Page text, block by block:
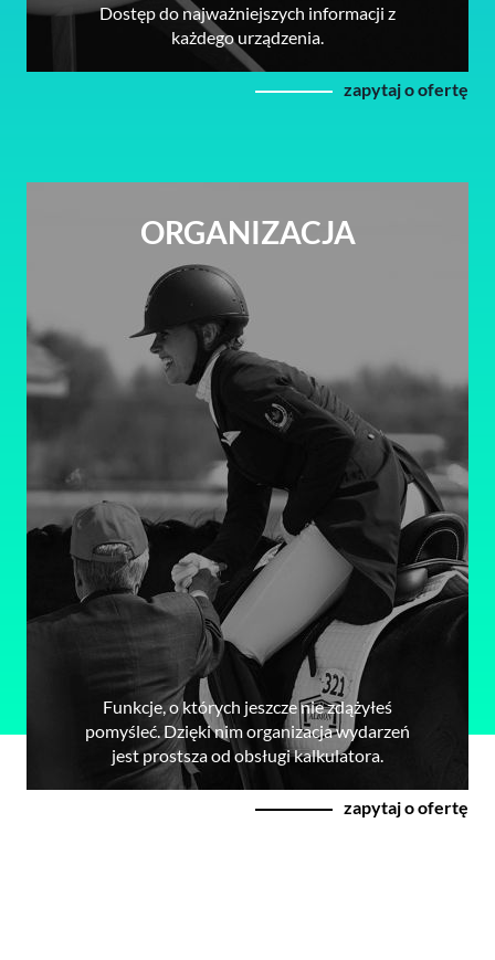
Dostęp do najważniejszych informacji z
każdego urządzenia.
zapytaj o ofertę
ORGANIZACJA
Funkcje, o których jeszcze nie zdążyłeś
pomyśleć. Dzięki nim organizacja wydarzeń
jest prostsza od obsługi kalkulatora.
zapytaj o ofertę